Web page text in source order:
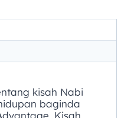
kisah Nabi
baginda
Kisah